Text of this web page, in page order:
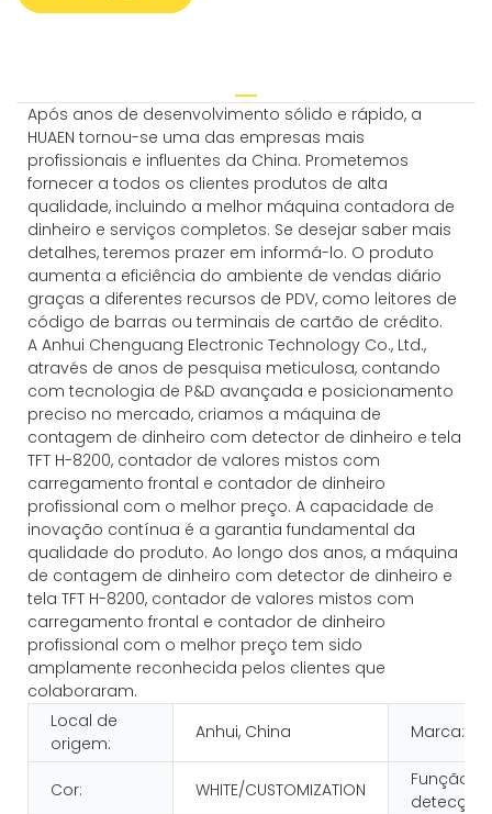
Após anos de desenvolvimento sólido e rápido, a
HUAEN tornou-se uma das empresas mais
profissionais e influentes da China. Prometemos
fornecer a todos os clientes produtos de alta
qualidade, incluindo a melhor máquina contadora de
dinheiro e serviços completos. Se desejar saber mais
detalhes, teremos prazer em informá-lo. O produto
aumenta a eficiência do ambiente de vendas diário
graças a diferentes recursos de PDV, como leitores de
código de barras ou terminais de cartão de crédito.
A Anhui Chenguang Electronic Technology Co., Ltd.,
através de anos de pesquisa meticulosa, contando
com tecnologia de P&D avançada e posicionamento
preciso no mercado, criamos a máquina de
contagem de dinheiro com detector de dinheiro e tela
TFT H-8200, contador de valores mistos com
carregamento frontal e contador de dinheiro
profissional com o melhor preço. A capacidade de
inovação contínua é a garantia fundamental da
qualidade do produto. Ao longo dos anos, a máquina
de contagem de dinheiro com detector de dinheiro e
tela TFT H-8200, contador de valores mistos com
carregamento frontal e contador de dinheiro
profissional com o melhor preço tem sido
amplamente reconhecida pelos clientes que
colaboraram.
Local de
origem:
Anhui, China Marca:
Cor: WHITE/CUSTOMIZATION
Função
detecção: